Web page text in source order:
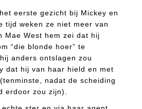
eerste gezicht bij Mickey en
tijd weken ze niet meer van
Mae West hem zei dat hij
“die blonde hoer” te
anders ontslagen zou
dat hij van haar hield en met
nadat de scheiding
erdoor zou zijn).